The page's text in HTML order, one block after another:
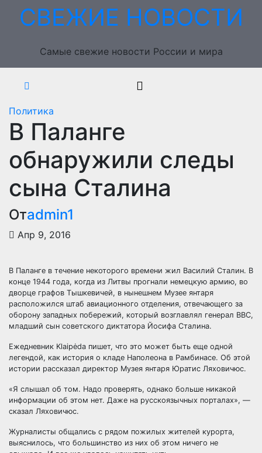
ПерейтиСВЕЖИЕ НОВОСТИ
Самые свежие новости России и мира
Политика
В Паланге
обнаружили следы
сына Сталина
Отadmin1
Апр 9, 2016
В Паланге в течение некоторого времени жил Василий Сталин. В
конце 1944 года, когда из Литвы прогнали немецкую армию, во
дворце графов Тышкевичей, в нынешнем Музее янтаря
расположился штаб авиационного отделения, отвечающего за
оборону западных побережий, который возглавлял генерал ВВС,
младший сын советского диктатора Йосифа Сталина.
Ежедневник Klaipėda пишет, что это может быть еще одной
легендой, как история о кладе Наполеона в Рамбинасе. Об этой
истории рассказал директор Музея янтаря Юратис Ляховичюс.
«Я слышал об том. Надо проверять, однако больше никакой
информации об этом нет. Даже на русскоязычных порталах», —
сказал Ляховичюс.
Журналисты общались с рядом пожилых жителей курорта,
выяснилось, что большинство из них об этом ничего не